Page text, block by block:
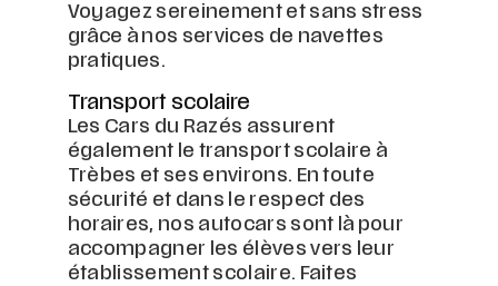
Voyagez sereinement et sans stress
grâce à nos services de navettes
pratiques.
Transport scolaire
Les Cars du Razés assurent
également le transport scolaire à
Trèbes et ses environs. En toute
sécurité et dans le respect des
horaires, nos autocars sont là pour
accompagner les élèves vers leur
établissement scolaire. Faites